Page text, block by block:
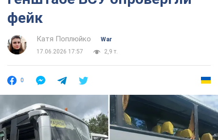
фейк
Катя Поплюйко
War
17.06.2026 17:57
2,9 т.
0